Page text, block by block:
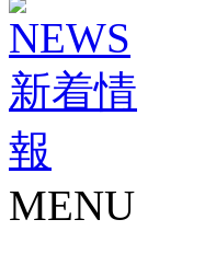
MENU